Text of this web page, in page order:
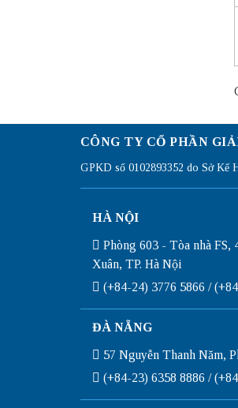
CÔNG TY CỔ PHẦN
GPKD số 0102893352 do Sở Kế
HÀ NỘI
Phòng 603 - Tòa nhà
Xuân, TP. Hà Nội
(+84-24) 3776 5866 /
ĐÀ NẴNG
57 Nguyễn Thanh Năm,
(+84-23) 6358 8886 /